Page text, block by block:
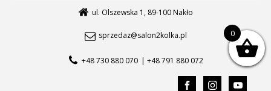
ul. Olszewska 1, 89-100 Nakło
sprzedaz@salon2kolka.pl
+48 730 880 070 | +48 791 880 072
0